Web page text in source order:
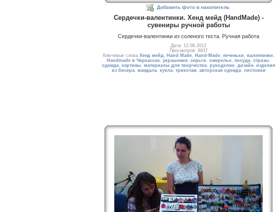
Добавить фото в накопитель
Сердечки-валентинки. Хенд мейд (HandMade) -
сувениры ручной работы
Сердечки-валентинки из соленого теста. Ручная работа
Дата: 12.08.2012
Просмотров: 8837
Ключевые слова Хенд мейд, Hand Made, Hand-Made, печеньки , валентинки ,
Handmade в Черкассах, украшения, серьги , ожерелье, посуда, стразы ,
одежда, картины , материалы для творчества, рукоделие, дизайн, изделия
из бисера, мандала, кукла, трикотаж, авторская одежда, листовки